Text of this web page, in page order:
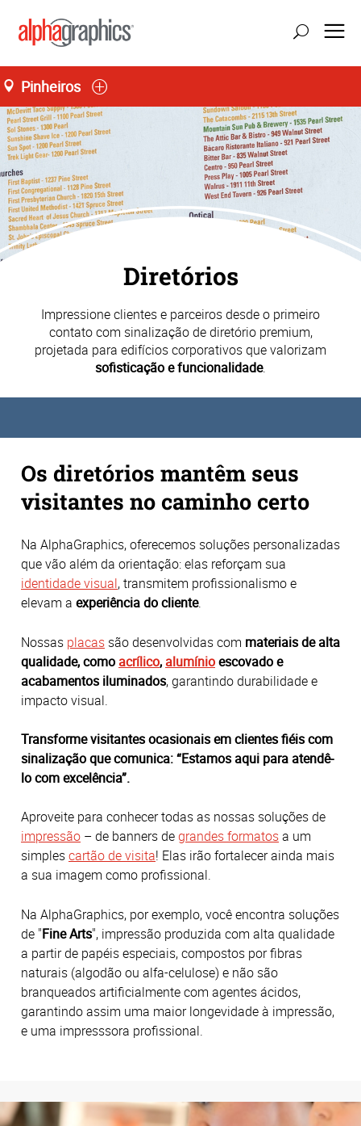
Pinheiros
Diretórios
Impressione clientes e parceiros desde o primeiro
contato com sinalização de diretório premium,
projetada para edifícios corporativos que valorizam
sofisticação e funcionalidade.
Os diretórios mantêm seus
visitantes no caminho certo
Na AlphaGraphics, oferecemos soluções personalizadas
que vão além da orientação: elas reforçam sua
identidade visual, transmitem profissionalismo e
elevam a experiência do cliente.
Nossas placas são desenvolvidas com materiais de alta
qualidade, como acrílico, alumínioescovado e
acabamentos iluminados, garantindo durabilidade e
impacto visual.
Transforme visitantes ocasionais em clientes fiéis com
sinalização que comunica: “Estamos aqui para atendê-
lo com excelência”.
Aproveite para conhecer todas as nossas soluções de
impressão – de banners degrandes formatosa um
simplescartão de visita! Elas irão fortalecer ainda mais
a sua imagem como profissional.
Na AlphaGraphics, por exemplo, você encontra soluções
de "Fine Arts", impressão produzida com alta qualidade
a partir de papéis especiais, compostos por fibras
naturais (algodão ou alfa-celulose) e não são
branqueados artificialmente com agentes ácidos,
garantindo assim uma maior longevidade à impressão,
e uma impresssora profissional.